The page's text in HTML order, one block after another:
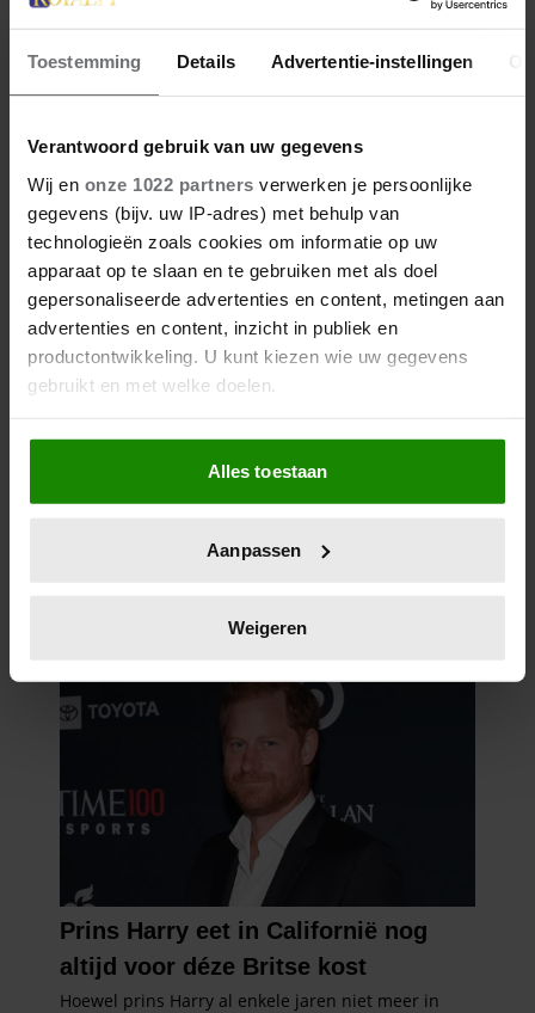
Toestemming Details Advertentie-instellingen
Verantwoord gebruik van uw gegevens
Wij en onze 1022 partners verwerken je persoonlijke
gegevens (bijv. uw IP-adres) met behulp van
technologieën zoals cookies om informatie op uw
apparaat op te slaan en te gebruiken met als doel
gepersonaliseerde advertenties en content, metingen aan
advertenties en content, inzicht in publiek en
productontwikkeling. U kunt kiezen wie uw gegevens
gebruikt en met welke doelen.
Als u het toestaat, willen we ook graag:
Informatie verzamelen over uw geografische
locatie, die tot een paar meter nauwkeurig kan zijn
scannen op specifieke eigenschappen (fingerprinting)
verwerkt en stel uw voorkeuren in het
intrekken in de Cookieverklaring.
We gebruiken cookies om content en advertenties te
personaliseren, om functies voor social media te bieden
en om ons websiteverkeer te analyseren. Ook delen we
informatie over uw gebruik van onze site met onze
partners voor social media, adverteren en analyse. Deze
partners kunnen deze gegevens combineren met andere
informatie die u aan ze heeft verstrekt of die ze hebben
verzameld op basis van uw gebruik van hun services. U
gaat akkoord met onze cookies als u onze website blijft
gebruiken.
Alles toestaan
Aanpassen
Weigeren